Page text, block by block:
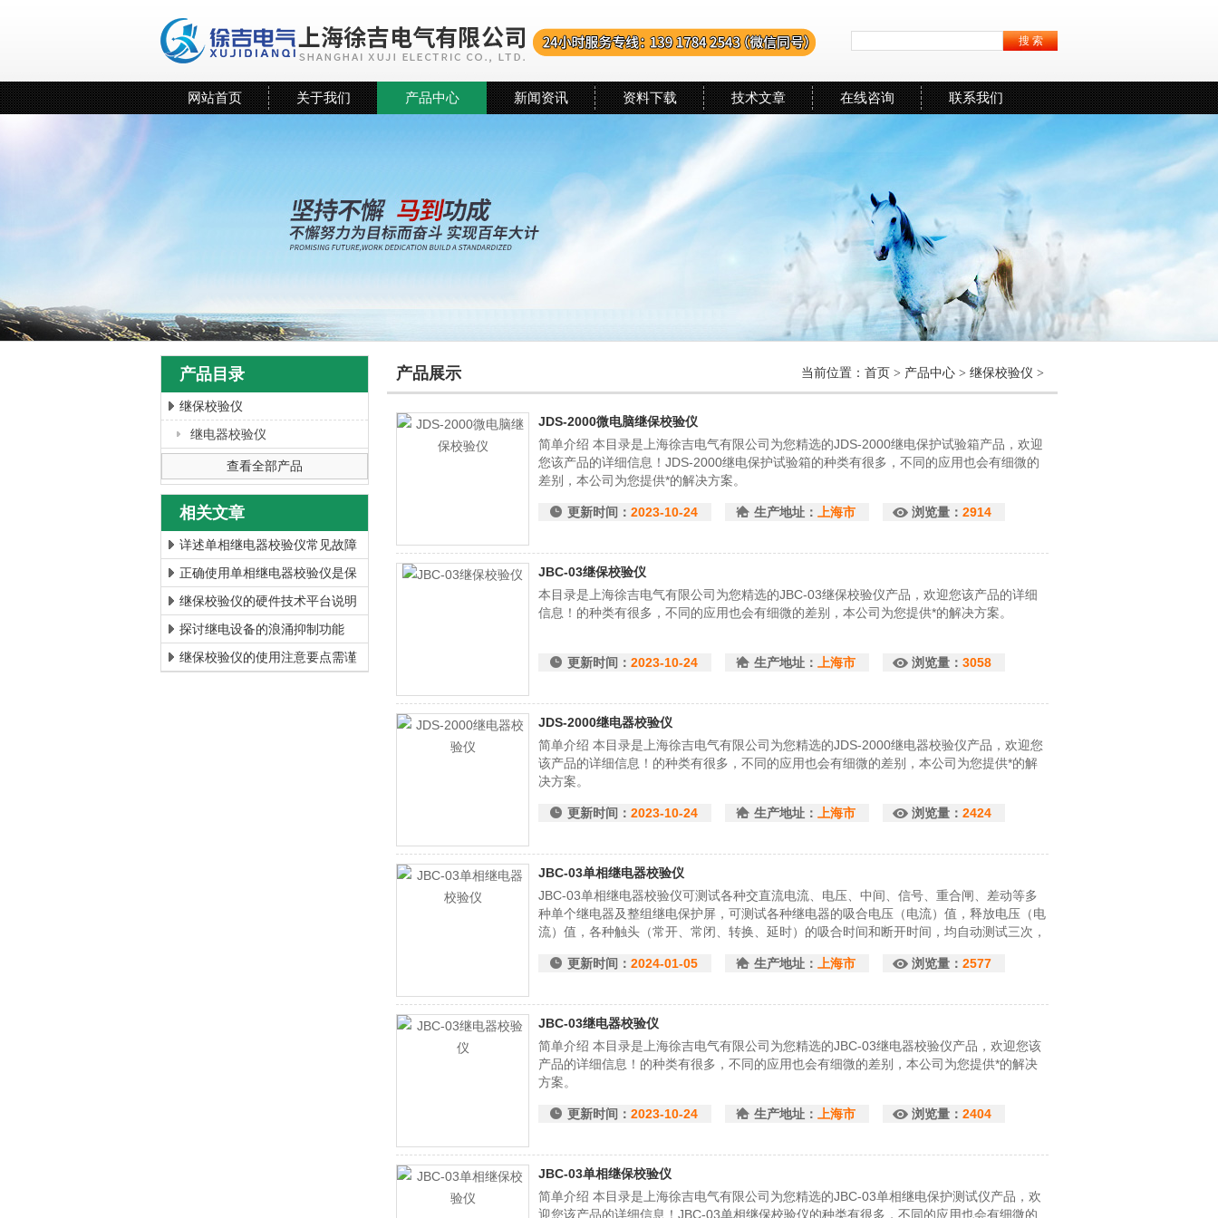
上海徐吉电气有限公司
网站首页 关于我们 产品中心 新闻资讯 资料下载 技术文章 在线咨询 联系我们
产品目录
继保校验仪
继电器校验仪
查看全部产品
相关文章
详述单相继电器校验仪常见故障
及相应解决措施
正确使用单相继电器校验仪是保
障电力系统运行安全的关键
继保校验仪的硬件技术平台说明
探讨继电设备的浪涌抑制功能
继保校验仪的使用注意要点需谨
产品展示 当前位置： 首页 > 产品中心 > 继保校验仪 >
JDS-2000微电脑继保校验仪
简单介绍 本目录是上海徐吉电气有限公司为您精选的JDS-2000继电保护试验箱产品，欢迎
您该产品的详细信息！JDS-2000继电保护试验箱的种类有很多，不同的应用也会有细微的
差别，本公司为您提供*的解决方案。
更新时间： 2023-10-24 生产地址： 上海市 浏览量： 2914
JBC-03继保校验仪
本目录是上海徐吉电气有限公司为您精选的JBC-03继保校验仪产品，欢迎您该产品的详细
信息！的种类有很多，不同的应用也会有细微的差别，本公司为您提供*的解决方案。
更新时间： 2023-10-24 生产地址： 上海市 浏览量： 3058
JDS-2000继电器校验仪
简单介绍 本目录是上海徐吉电气有限公司为您精选的JDS-2000继电器校验仪产品，欢迎您
该产品的详细信息！的种类有很多，不同的应用也会有细微的差别，本公司为您提供*的解
决方案。
更新时间： 2023-10-24 生产地址： 上海市 浏览量： 2424
JBC-03单相继电器校验仪
JBC-03单相继电器校验仪可测试各种交直流电流、电压、中间、信号、重合闸、差动等多
种单个继电器及整组继电保护屏，可测试各种继电器的吸合电压（电流）值，释放电压（电
流）值，各种触头（常开、常闭、转换、延时）的吸合时间和断开时间，均自动测试三次，
更新时间： 2024-01-05 生产地址： 上海市 浏览量： 2577
JBC-03继电器校验仪
简单介绍 本目录是上海徐吉电气有限公司为您精选的JBC-03继电器校验仪产品，欢迎您该
产品的详细信息！的种类有很多，不同的应用也会有细微的差别，本公司为您提供*的解决
方案。
更新时间： 2023-10-24 生产地址： 上海市 浏览量： 2404
JBC-03单相继保校验仪
简单介绍 本目录是上海徐吉电气有限公司为您精选的JBC-03单相继电保护测试仪产品，欢
迎您该产品的详细信息！JBC-03单相继保校验仪的种类有很多，不同的应用也会有细微的